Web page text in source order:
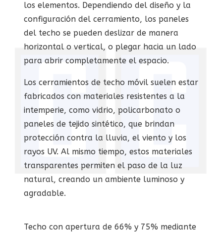
los elementos. Dependiendo del diseño y la
configuración del cerramiento, los paneles
del techo se pueden deslizar de manera
horizontal o vertical, o plegar hacia un lado
para abrir completamente el espacio.
Los cerramientos de techo móvil suelen estar
fabricados con materiales resistentes a la
intemperie, como vidrio, policarbonato o
paneles de tejido sintético, que brindan
protección contra la lluvia, el viento y los
rayos UV. Al mismo tiempo, estos materiales
transparentes permiten el paso de la luz
natural, creando un ambiente luminoso y
agradable.
Techo con apertura de 66% y 75% mediante